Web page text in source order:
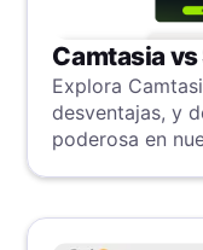
Camtasia
Explora
desventajas, y
poderosa en